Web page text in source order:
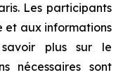
Les participants
et aux informations
plus sur le
nécessaires sont